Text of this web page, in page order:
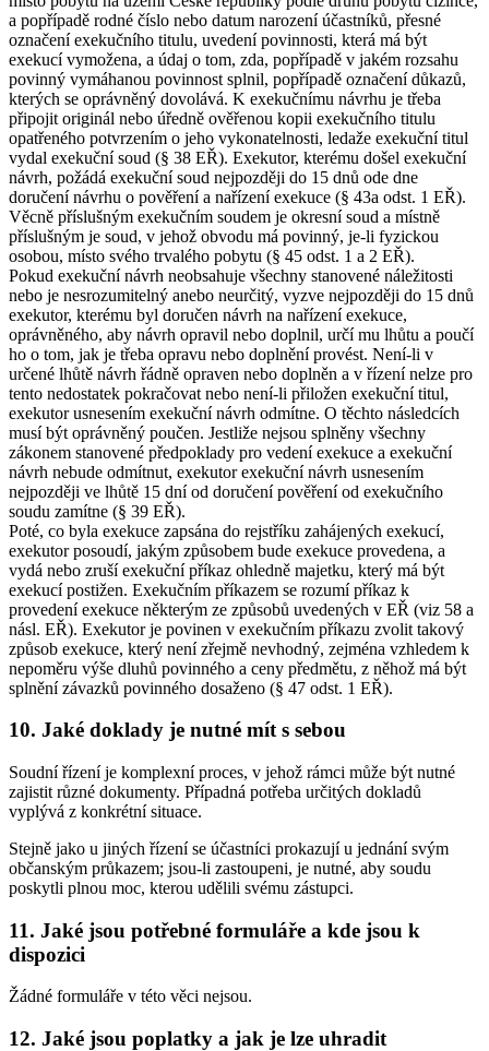
a popřípadě rodné číslo nebo datum narození účastníků, přesné
označení exekučního titulu, uvedení povinnosti, která má být
exekucí vymožena, a údaj o tom, zda, popřípadě v jakém rozsahu
povinný vymáhanou povinnost splnil, popřípadě označení důkazů,
kterých se oprávněný dovolává. K exekučnímu návrhu je třeba
připojit originál nebo úředně ověřenou kopii exekučního titulu
opatřeného potvrzením o jeho vykonatelnosti, ledaže exekuční titul
vydal exekuční soud (§ 38 EŘ). Exekutor, kterému došel exekuční
návrh, požádá exekuční soud nejpozději do 15 dnů ode dne
doručení návrhu o pověření a nařízení exekuce (§ 43a odst. 1 EŘ).
Věcně příslušným exekučním soudem je okresní soud a místně
příslušným je soud, v jehož obvodu má povinný, je-li fyzickou
osobou, místo svého trvalého pobytu (§ 45 odst. 1 a 2 EŘ).
Pokud exekuční návrh neobsahuje všechny stanovené náležitosti
nebo je nesrozumitelný anebo neurčitý, vyzve nejpozději do 15 dnů
exekutor, kterému byl doručen návrh na nařízení exekuce,
oprávněného, aby návrh opravil nebo doplnil, určí mu lhůtu a poučí
ho o tom, jak je třeba opravu nebo doplnění provést. Není-li v
určené lhůtě návrh řádně opraven nebo doplněn a v řízení nelze pro
tento nedostatek pokračovat nebo není-li přiložen exekuční titul,
exekutor usnesením exekuční návrh odmítne. O těchto následcích
musí být oprávněný poučen. Jestliže nejsou splněny všechny
zákonem stanovené předpoklady pro vedení exekuce a exekuční
návrh nebude odmítnut, exekutor exekuční návrh usnesením
nejpozději ve lhůtě 15 dní od doručení pověření od exekučního
soudu zamítne (§ 39 EŘ).
Poté, co byla exekuce zapsána do rejstříku zahájených exekucí,
exekutor posoudí, jakým způsobem bude exekuce provedena, a
vydá nebo zruší exekuční příkaz ohledně majetku, který má být
exekucí postižen. Exekučním příkazem se rozumí příkaz k
provedení exekuce některým ze způsobů uvedených v EŘ (viz 58 a
násl. EŘ). Exekutor je povinen v exekučním příkazu zvolit takový
způsob exekuce, který není zřejmě nevhodný, zejména vzhledem k
nepoměru výše dluhů povinného a ceny předmětu, z něhož má být
splnění závazků povinného dosaženo (§ 47 odst. 1 EŘ).
10. Jaké doklady je nutné mít s sebou
Soudní řízení je komplexní proces, v jehož rámci může být nutné
zajistit různé dokumenty. Případná potřeba určitých dokladů
vyplývá z konkrétní situace.
Stejně jako u jiných řízení se účastníci prokazují u jednání svým
občanským průkazem; jsou-li zastoupeni, je nutné, aby soudu
poskytli plnou moc, kterou udělili svému zástupci.
11. Jaké jsou potřebné formuláře a kde jsou k
dispozici
Žádné formuláře v této věci nejsou.
12. Jaké jsou poplatky a jak je lze uhradit